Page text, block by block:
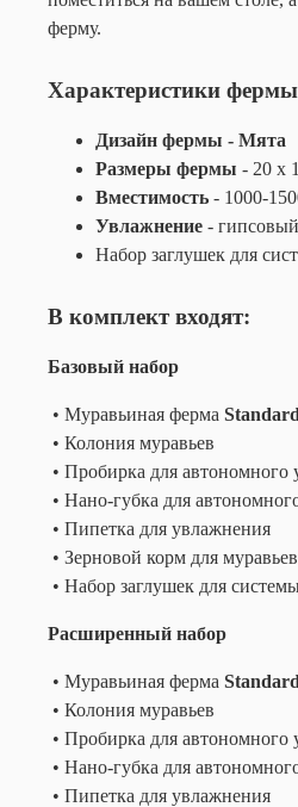
ферму.
Характеристики
Дизайн фермы - Мята
Размеры фермы - 20 х
Вместимость - 1000-
Увлажнение -
Набор заглушек для
В комплект входят:
Базовый набор
• Муравьиная ферма
• Колония муравьев
• Пробирка для автономного
• Нано-губка для
• Пипетка для увлажнения
• Зерновой корм для
• Набор заглушек для
Расширенный набор
• Муравьиная ферма
• Колония муравьев
• Пробирка для автономного
• Нано-губка для
• Пипетка для увлажнения